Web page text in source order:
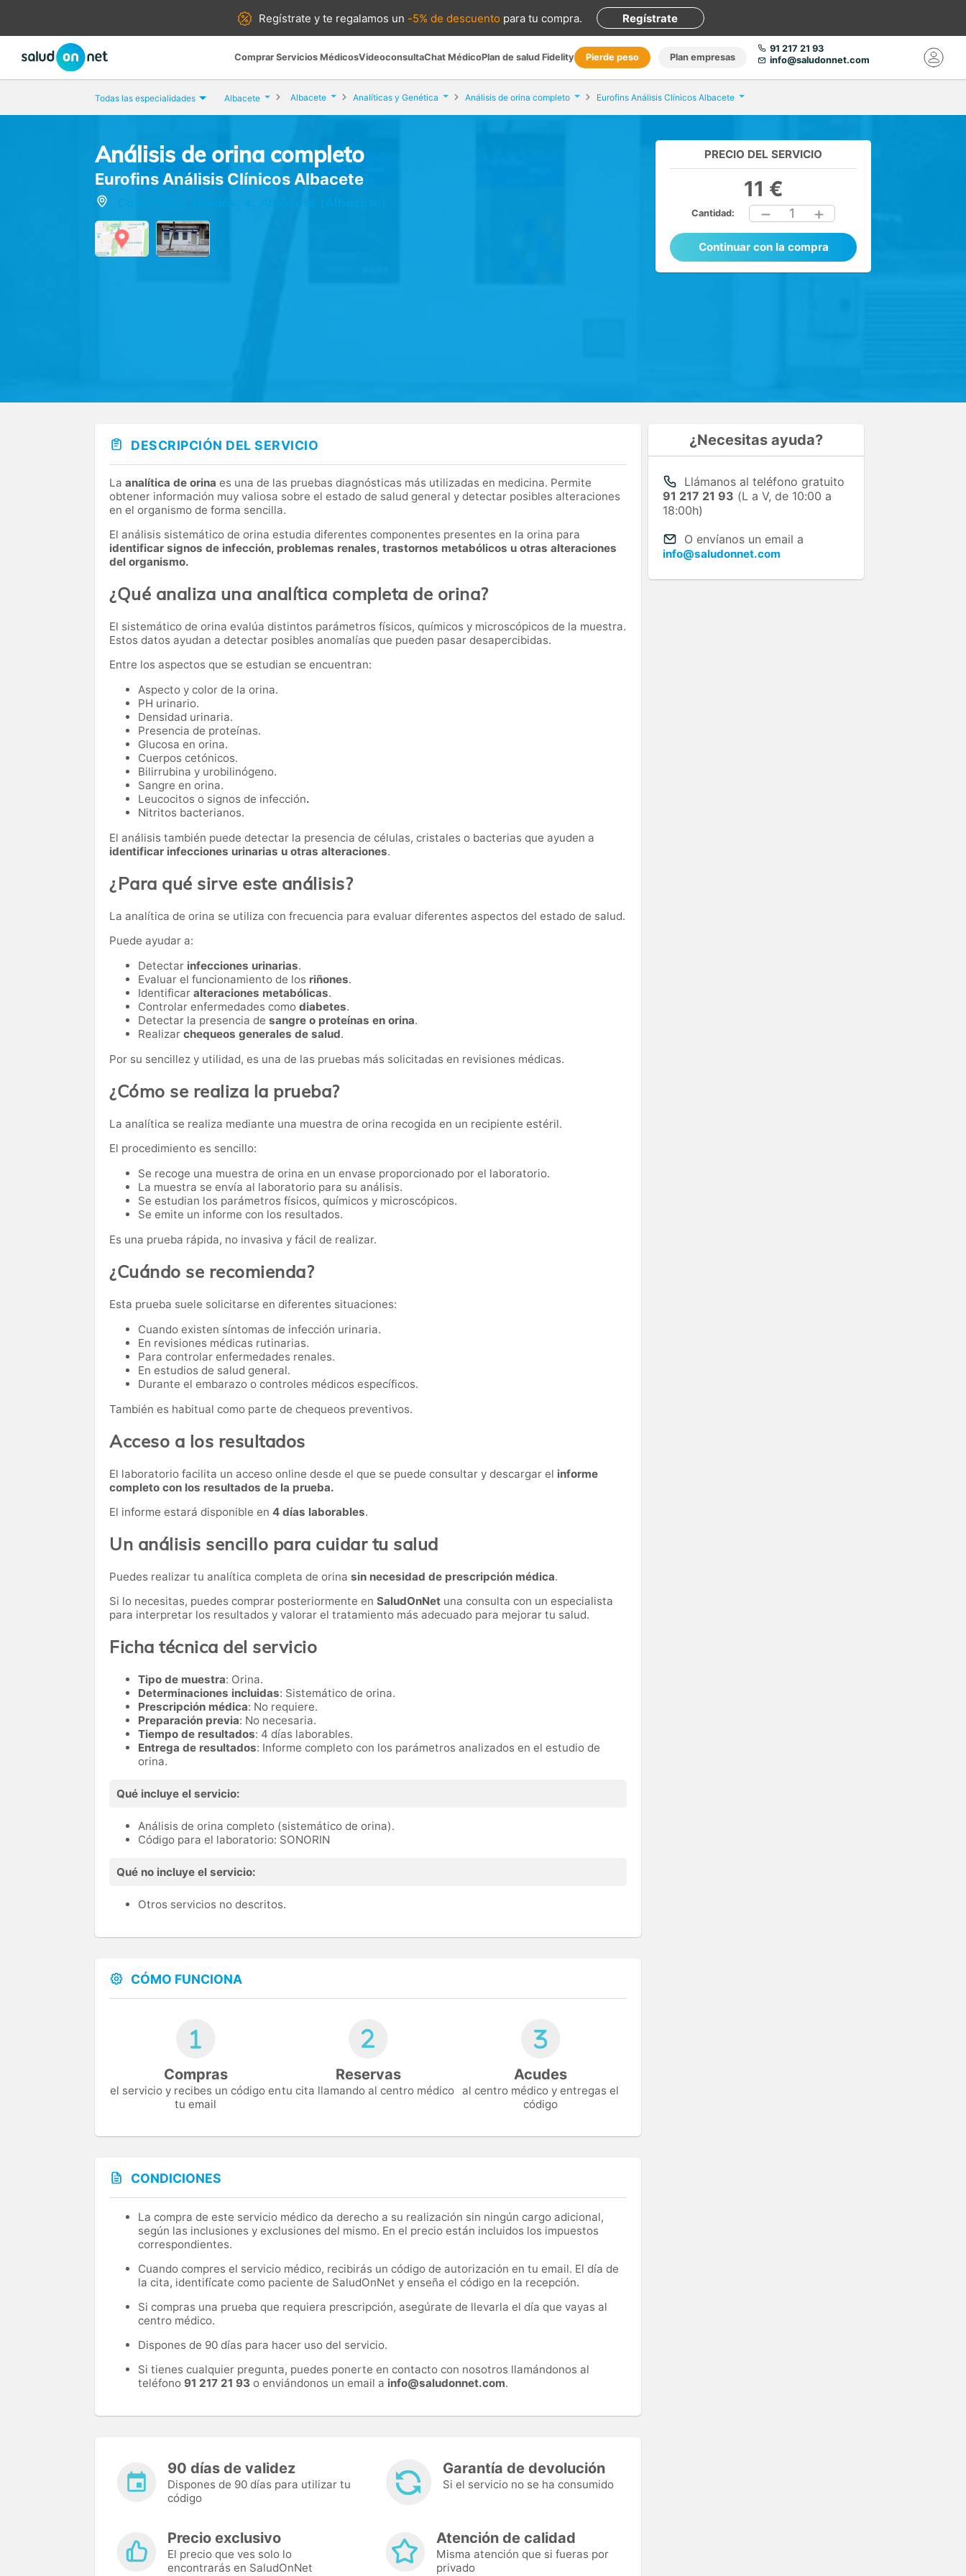
Regístrate yte regalamos un -5% de descuento para tu compra. Regístrate
Comprar Servicios MédicosVideoconsultaChat MédicoPlan de salud Fidelity Pierde peso Plan empresas
91 217 21 93
info@saludonnet.com
Todas las especialidades Albacete Albacete Analíticas y Genética Análisis de orina completo Eurofins Análisis Clínicos Albacete
Análisis de orina completo
Eurofins Análisis Clínicos Albacete
PRECIO DEL SERVICIO
11 €
Cantidad: 1
Continuar con la compra
DESCRIPCIÓN DEL SERVICIO
La analítica de orina es una de las pruebas diagnósticas más utilizadas en medicina. Permite
obtener información muy valiosa sobre el estado de salud general y detectar posibles alteraciones
en el organismo de forma sencilla.
El análisis sistemático de orina estudia diferentes componentes presentes en la orina para
identificar signos de infección, problemas renales, trastornos metabólicos u otras alteraciones
del organismo.
¿Qué analiza una analítica completa de orina?
El sistemático de orina evalúa distintos parámetros físicos, químicos y microscópicos de la muestra.
Estos datos ayudan a detectar posibles anomalías que pueden pasar desapercibidas.
Entre los aspectos que se estudian se encuentran:
Aspecto y color de la orina.
PH urinario.
Densidad urinaria.
Presencia de proteínas.
Glucosa en orina.
Cuerpos cetónicos.
Bilirrubina y urobilinógeno.
Sangre en orina.
Leucocitos o signos de infección.
Nitritos bacterianos.
El análisis también puede detectar la presencia de células, cristales o bacterias que ayuden a
identificar infecciones urinarias u otras alteraciones.
¿Para qué sirve este análisis?
La analítica de orina se utiliza con frecuencia para evaluar diferentes aspectos del estado de salud.
Puede ayudar a:
Detectar infecciones urinarias.
Evaluar el funcionamiento de los riñones.
Identificar alteraciones metabólicas.
Controlar enfermedades como diabetes.
Detectar la presencia de sangre o proteínas en orina.
Realizar chequeos generales de salud.
Por su sencillez y utilidad, es una de las pruebas más solicitadas en revisiones médicas.
¿Cómo se realiza la prueba?
La analítica se realiza mediante una muestra de orina recogida en un recipiente estéril.
El procedimiento es sencillo:
Se recoge una muestra de orina en un envase proporcionado por el laboratorio.
La muestra se envía al laboratorio para su análisis.
Se estudian los parámetros físicos, químicos y microscópicos.
Se emite un informe con los resultados.
Es una prueba rápida, no invasiva y fácil de realizar.
¿Cuándo se recomienda?
Esta prueba suele solicitarse en diferentes situaciones:
Cuando existen síntomas de infección urinaria.
En revisiones médicas rutinarias.
Para controlar enfermedades renales.
En estudios de salud general.
Durante el embarazo o controles médicos específicos.
También es habitual como parte de chequeos preventivos.
Acceso a los resultados
El laboratorio facilita un acceso online desde el que se puede consultar y descargar el informe
completo con los resultados de la prueba.
El informe estará disponible en 4 días laborables.
Un análisis sencillo para cuidar tu salud
Puedes realizar tu analítica completa de orina sin necesidad de prescripción médica.
Si lo necesitas, puedes comprar posteriormente en SaludOnNet una consulta con un especialista
para interpretar los resultados y valorar el tratamiento más adecuado para mejorar tu salud.
Ficha técnica del servicio
Tipo de muestra: Orina.
Determinaciones incluidas: Sistemático de orina.
Prescripción médica: No requiere.
Preparación previa: No necesaria.
Tiempo de resultados: 4 días laborables.
Entrega de resultados: Informe completo con los parámetros analizados en el estudio de
orina.
Qué incluye el servicio:
Análisis de orina completo (sistemático de orina).
Código para el laboratorio: SONORIN
Qué no incluye el servicio:
Otros servicios no descritos.
CÓMO FUNCIONA
Compras
el servicio y recibes un código en
tu email
Reservas
tu cita llamando al centro médico
Acudes
al centro médico y entregas el
código
CONDICIONES
La compra de este servicio médico da derecho a su realización sin ningún cargo adicional,
según las inclusiones y exclusiones del mismo. En el precio están incluidos los impuestos
correspondientes.
Cuando compres el servicio médico, recibirás un código de autorización en tu email. El día de
la cita, identifícate como paciente de SaludOnNet y enseña el código en la recepción.
Si compras una prueba que requiera prescripción, asegúrate de llevarla el día que vayas al
centro médico.
Dispones de 90 días para hacer uso del servicio.
Si tienes cualquier pregunta, puedes ponerte en contacto con nosotros llamándonos al
teléfono 91 217 21 93 o enviándonos un email a info@saludonnet.com.
90 días de validez
Dispones de 90 días para utilizar tu
código
Garantía de devolución
Si el servicio no se ha consumido
Precio exclusivo
El precio que ves solo lo
encontrarás en SaludOnNet
Atención de calidad
Misma atención que si fueras por
privado
¿Necesitas ayuda?
Llámanos al teléfono gratuito
91 217 21 93 (L a V, de 10:00 a
18:00h)
O envíanos un email a
info@saludonnet.com